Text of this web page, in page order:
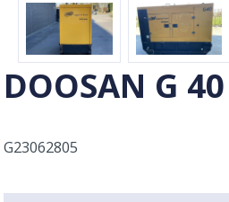
DOOSAN G 40
G23062805